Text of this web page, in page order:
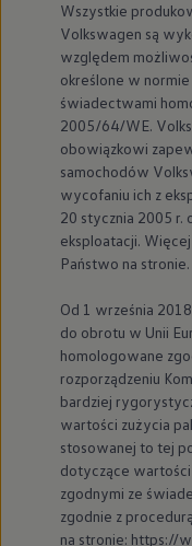
Wszystkie
Volkswagen są
względem
określone w
świadectwami
2005/64/WE.
obowiązkowi
samochodów
wycofaniu ich z
20 stycznia 2005
eksploatacji.
Państwo na stronie.
Od 1 września
do obrotu w Unii
homologowane
rozporządzeniu
bardziej
wartości zużycia
stosowanej to tej
dotyczące wartości
zgodnymi ze
zgodnie z
na stronie: https://